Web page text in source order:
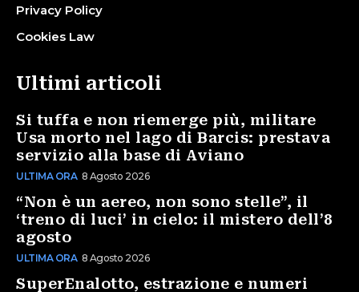
Privacy Policy
Cookies Law
Ultimi articoli
Si tuffa e non riemerge più, militare
Usa morto nel lago di Barcis: prestava
servizio alla base di Aviano
ULTIMA ORA 8 Agosto 2026
“Non è un aereo, non sono stelle”, il
‘treno di luci’ in cielo: il mistero dell’8
agosto
ULTIMA ORA 8 Agosto 2026
SuperEnalotto, estrazione e numeri